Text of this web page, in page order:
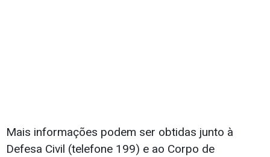
Mais informações podem ser obtidas junto à
Defesa Civil (telefone 199) e ao Corpo de